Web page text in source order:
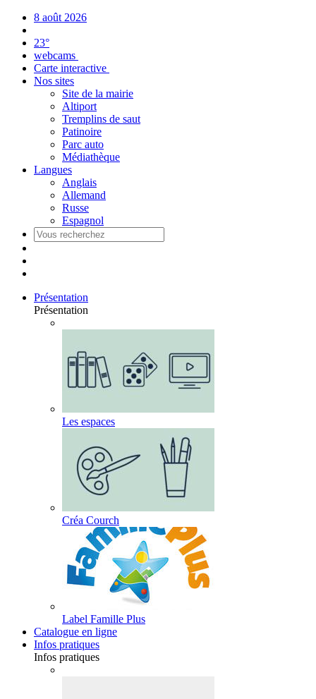
8 août 2026
23°
webcams
Carte interactive
Nos sites
Site de la mairie
Altiport
Tremplins de saut
Patinoire
Parc auto
Médiathèque
Langues
Anglais
Allemand
Russe
Espagnol
Présentation
Présentation
Les espaces
Créa Courch
Label Famille Plus
Catalogue en ligne
Infos pratiques
Infos pratiques